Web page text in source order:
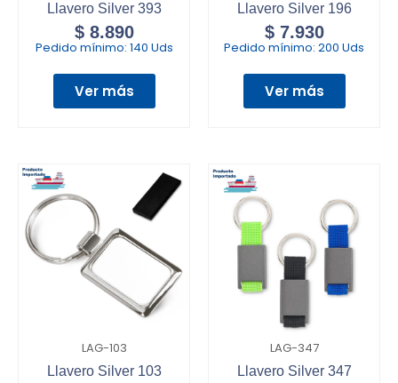
Llavero Silver 393
$8.890
Pedido mínimo: 140 Uds
Ver más
Llavero Silver 196
$7.930
Pedido mínimo: 200 Uds
Ver más
LAG-103
Llavero Silver 103
LAG-347
Llavero Silver 347